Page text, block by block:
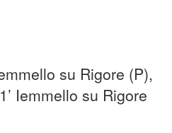
su Rigore (P),
Iemmello su Rigore